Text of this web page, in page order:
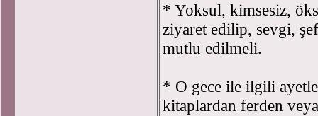
* Yoksul, kimsesiz,
ziyaret edilip, sevgi,
mutlu edilmeli.
* O gece ile ilgili
kitaplardan ferden